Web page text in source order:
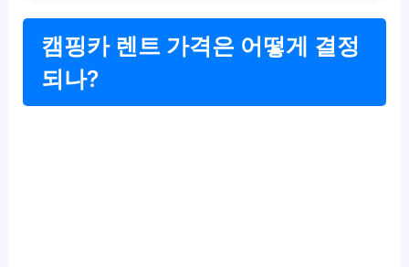
캠핑카 렌트 가격은 어떻게 결정
되나?